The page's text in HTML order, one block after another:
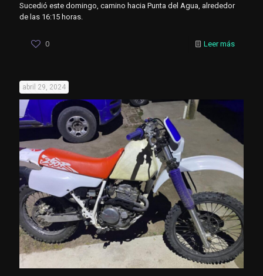
Sucedió este domingo, camino hacia Punta del Agua, alrededor
de las 16:15 horas.
0 Leer más
abril 29, 2024